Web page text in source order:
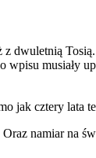
z dwuletnią
musiały
jak cztery lata
namiar na